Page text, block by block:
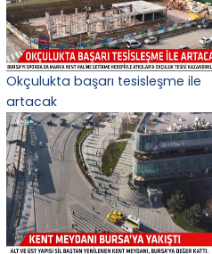
Okçulukta başarı tesisleşme ile
artacak